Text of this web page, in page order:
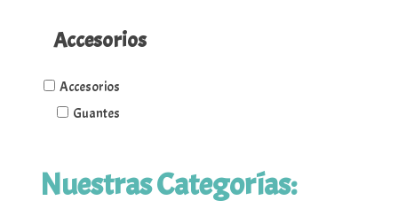
Accesorios
Accesorios
Guantes
Nuestras Categorías: